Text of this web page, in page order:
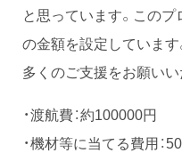
と思っています。この
の金額を設定していま
多くのご支援をお願いい
・渡航費：約100000円
・機材等に当てる費用：